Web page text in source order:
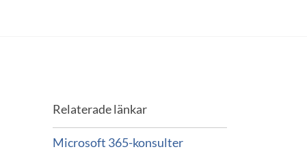
Relaterade länkar
Microsoft 365-konsulter